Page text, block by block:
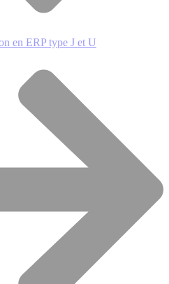
en ERP type J et U